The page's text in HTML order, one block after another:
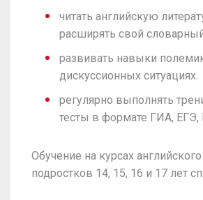
читать английскую
расширять свой
развивать навыки
дискуссионных ситуациях.
регулярно выполнять
тесты в формате ГИА, ЕГЭ,
Обучение на курсах
подростков 14, 15, 16 и 17 лет